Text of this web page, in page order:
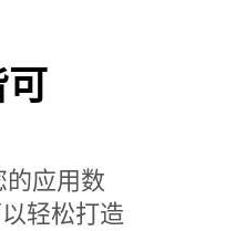
应用数
轻松打造